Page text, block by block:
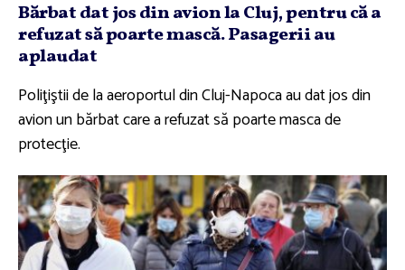
Bărbat dat jos din avion la Cluj, pentru că a
refuzat să poarte mască. Pasagerii au
aplaudat
Poliţiştii de la aeroportul din Cluj-Napoca au dat jos din
avion un bărbat care a refuzat să poarte masca de
protecţie.